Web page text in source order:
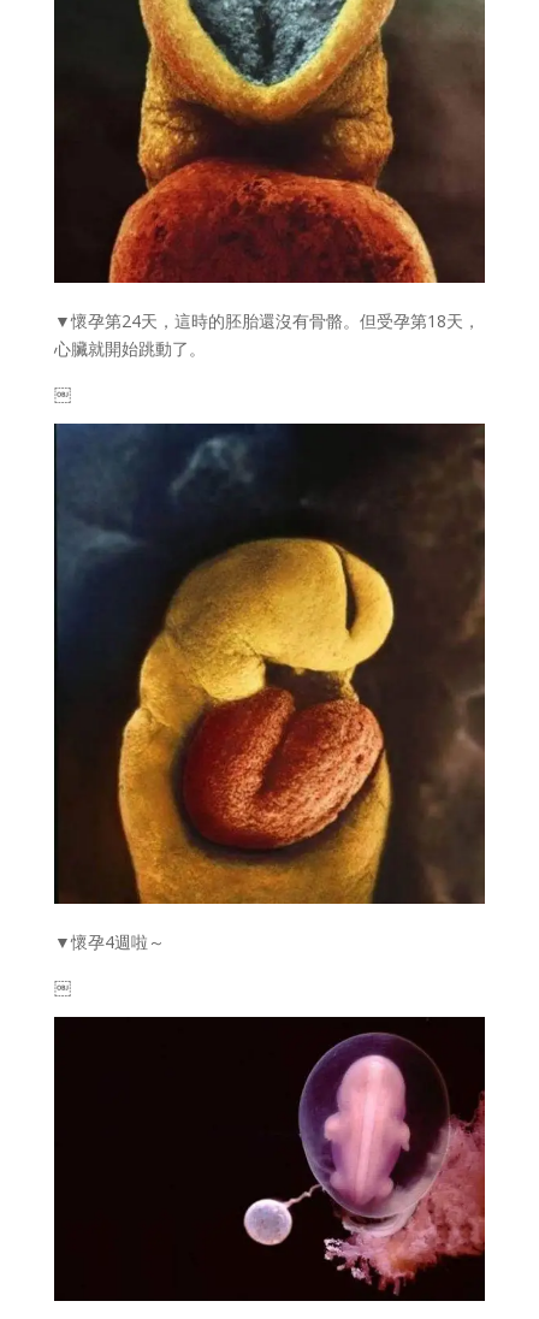
▼懷孕第24天，這時的胚胎還沒有骨骼。但受孕第18天，
心臟就開始跳動了。
￼
▼懷孕4週啦～
￼